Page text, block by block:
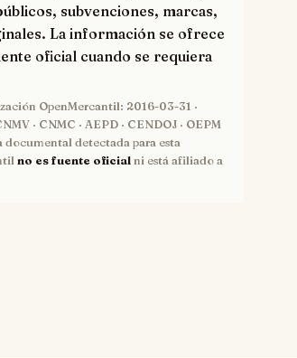
subvenciones, marcas,
La información se ofrece
oficial cuando se requiera
OpenMercantil: 2016-03-31 ·
· CNMC · AEPD · CENDOJ · OEPM
documental detectada para esta
no es fuente oficial ni está afiliado a